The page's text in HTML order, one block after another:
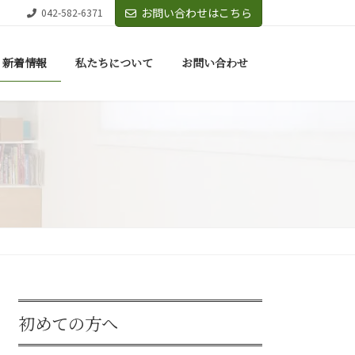
042-582-6371 お問い合わせはこちら
新着情報 私たちについて お問い合わせ
初めての方へ